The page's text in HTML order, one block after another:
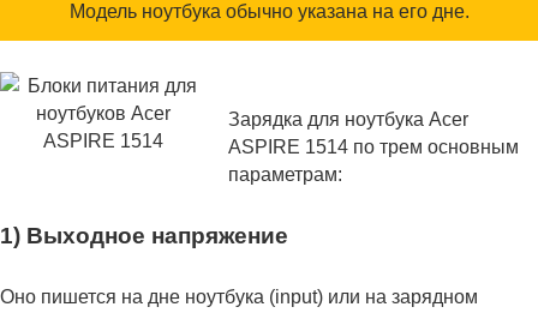
Модель ноутбука обычно указана на его дне.
Зарядка для ноутбука Acer
ASPIRE 1514 по трем основным
параметрам:
1) Выходное напряжение
Оно пишется на дне ноутбука (input) или на зарядном